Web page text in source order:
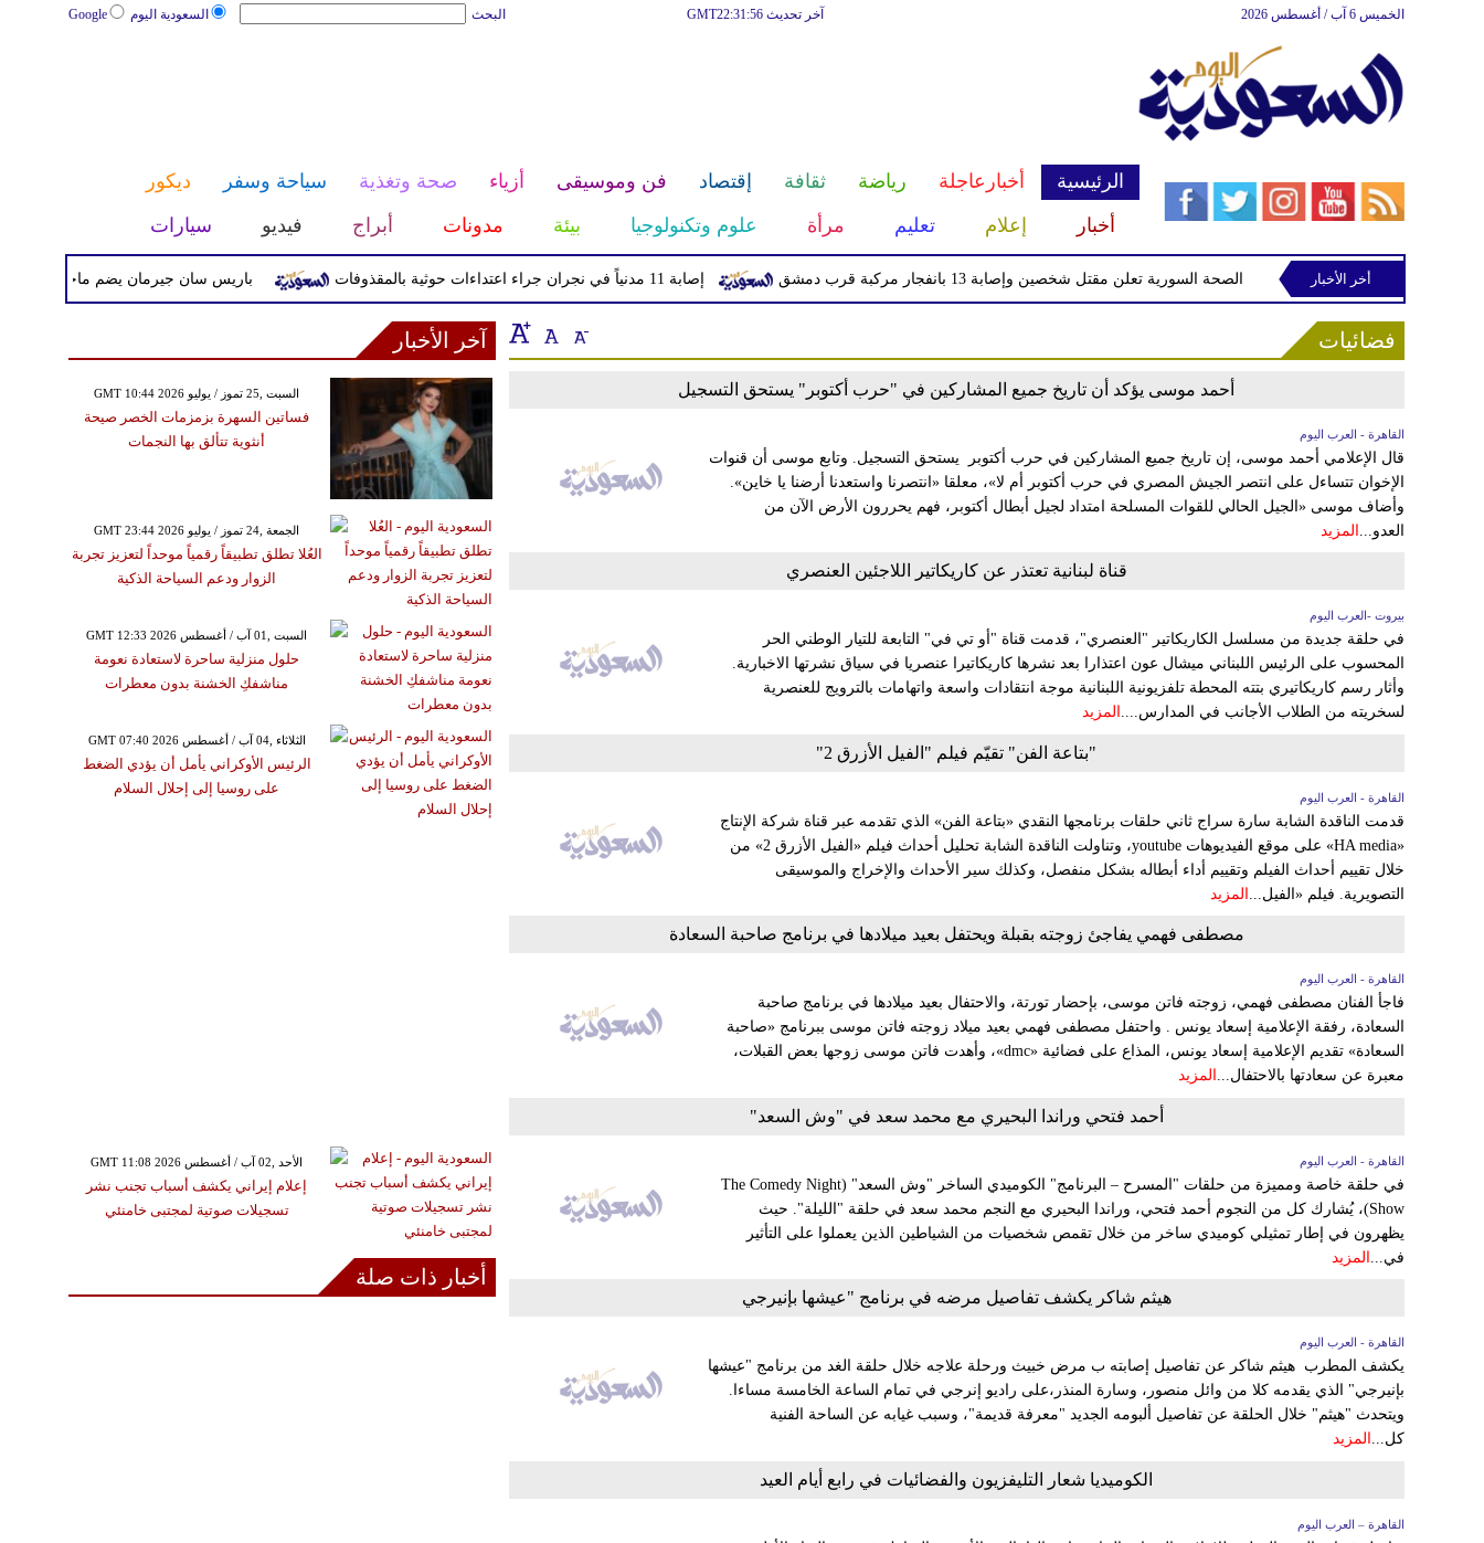
السعودية اليوم Google البحث آخر تحديث GMT22:31:56 الخميس 6 آب / أغسطس 2026
الرئيسية أخبارعاجلة رياضة ثقافة إقتصاد فن وموسيقى أزياء صحة وتغذية سياحة وسفر
ديكور
أخبار
إعلام تعليم مرأة علوم وتكنولوجيا بيئة مدونات أبراج فيديو سيارات
باريس سان جيرمان يضم ماجنيس أكليوش إصابة 11 مدنياً في نجران جراء اعتداءات حوثية بالمقذوفات الصحة السورية تعلن مقتل شخصين وإصابة 13 بانفجار مركبة قرب دمشق وعزله في إسبانيا
أخر الأخبار
فضائيات
أحمد موسى يؤكد أن تاريخ جميع المشاركين في "حرب أكتوبر" يستحق التسجيل
القاهرة - العرب اليوم
قال الإعلامي أحمد موسى، إن تاريخ جميع المشاركين في حرب أكتوبر يستحق التسجيل. وتابع موسى أن قنوات
الإخوان تتساءل على انتصر الجيش المصري في حرب أكتوبر أم لا»، معلقا «انتصرنا واستعدنا أرضنا يا خاين».
وأضاف موسى «الجيل الحالي للقوات المسلحة امتداد لجيل أبطال أكتوبر، فهم يحررون الأرض الآن من
العدو... المزيد
قناة لبنانية تعتذر عن كاريكاتير اللاجئين العنصري
بيروت -العرب اليوم
في حلقة جديدة من مسلسل الكاريكاتير "العنصري"، قدمت قناة "أو تي في" التابعة للتيار الوطني الحر
المحسوب على الرئيس اللبناني ميشال عون اعتذارا بعد نشرها كاريكاتيرا عنصريا في سياق نشرتها الاخبارية.
وأثار رسم كاريكاتيري بتته المحطة تلفزيونية اللبنانية موجة انتقادات واسعة واتهامات بالترويج للعنصرية
لسخريته من الطلاب الأجانب في المدارس.... المزيد
"بتاعة الفن" تقيّم فيلم "الفيل الأزرق 2"
القاهرة - العرب اليوم
قدمت الناقدة الشابة سارة سراج ثاني حلقات برنامجها النقدي «بتاعة الفن» الذي تقدمه عبر قناة شركة الإنتاج
«HA media» على موقع الفيديوهات youtube، وتناولت الناقدة الشابة تحليل أحداث فيلم «الفيل الأزرق 2» من
خلال تقييم أحداث الفيلم وتقييم أداء أبطاله بشكل منفصل، وكذلك سير الأحداث والإخراج والموسيقى
التصويرية. فيلم «الفيل...
المزيد
مصطفى فهمي يفاجئ زوجته بقبلة ويحتفل بعيد ميلادها في برنامج صاحبة السعادة
القاهرة - العرب اليوم
فاجأ الفنان مصطفى فهمي، زوجته فاتن موسى، بإحضار تورتة، والاحتفال بعيد ميلادها في برنامج صاحبة
السعادة، رفقة الإعلامية إسعاد يونس . واحتفل مصطفى فهمي بعيد ميلاد زوجته فاتن موسى ببرنامج «صاحبة
السعادة» تقديم الإعلامية إسعاد يونس، المذاع على فضائية «dmc»، وأهدت فاتن موسى زوجها بعض القبلات،
معبرة عن سعادتها بالاحتفال... المزيد
أحمد فتحي وراندا البحيري مع محمد سعد في "وش السعد"
القاهرة - العرب اليوم
في حلقة خاصة ومميزة من حلقات "المسرح – البرنامج" الكوميدي الساخر "وش السعد" (The Comedy Night
Show)، يُشارك كل من النجوم أحمد فتحي، وراندا البحيري مع النجم محمد سعد في حلقة "الليلة". حيث
يظهرون في إطار تمثيلي كوميدي ساخر من خلال تقمص شخصيات من الشياطين الذين يعملوا على التأثير
في... المزيد
هيثم شاكر يكشف تفاصيل مرضه في برنامج "عيشها بإنيرجي
القاهرة - العرب اليوم
يكشف المطرب هيثم شاكر عن تفاصيل إصابته ب مرض خبيث ورحلة علاجه خلال حلقة الغد من برنامج "عيشها
بإنيرجي" الذي يقدمه كلا من وائل منصور، وسارة المنذر،على راديو إنرجي في تمام الساعة الخامسة مساءا.
ويتحدث "هيثم" خلال الحلقة عن تفاصيل ألبومه الجديد "معرفة قديمة"، وسبب غيابه عن الساحة الفنية
كل... المزيد
الكوميديا شعار التليفزيون والفضائيات في رابع أيام العيد
القاهرة – العرب اليوم
آخر الأخبار
GMT 10:44 2026 السبت ,25 تموز / يوليو
فساتين السهرة بزمزمات الخصر صيحة
أنثوية تتألق بها النجمات
GMT 23:44 2026 الجمعة ,24 تموز / يوليو
العُلا تطلق تطبيقاً رقمياً موحداً لتعزيز تجربة
الزوار ودعم السياحة الذكية
GMT 12:33 2026 السبت ,01 آب / أغسطس
حلول منزلية ساحرة لاستعادة نعومة
مناشفكِ الخشنة بدون معطرات
GMT 07:40 2026 الثلاثاء ,04 آب / أغسطس
الرئيس الأوكراني يأمل أن يؤدي الضغط
على روسيا إلى إحلال السلام
GMT 11:08 2026 الأحد ,02 آب / أغسطس
إعلام إيراني يكشف أسباب تجنب نشر
تسجيلات صوتية لمجتبى خامنئي
أخبار ذات صلة